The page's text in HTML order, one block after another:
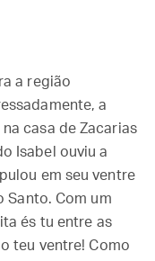
a região
a
casa de Zacarias
Isabel ouviu a
em seu ventre
Santo. Com um
és tu entre as
teu ventre! Como